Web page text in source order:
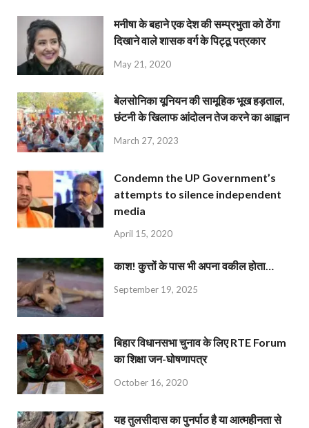
मनीषा के बहाने एक देश की सम्प्रभुता को ठेंगा
दिखाने वाले शासक वर्ग के पिट्ठू पत्रकार
May 21, 2020
बेलसोनिका यूनियन की सामूहिक भूख हड़ताल,
छंटनी के खिलाफ आंदोलन तेज करने का आह्वान
March 27, 2023
Condemn the UP Government’s
attempts to silence independent
media
April 15, 2020
काश! कुत्तों के पास भी अपना वकील होता…
September 19, 2025
बिहार विधानसभा चुनाव के लिए RTE Forum
का शिक्षा जन-घोषणापत्र
October 16, 2020
यह तुलसीदास का पुनर्पाठ है या आत्महीनता से